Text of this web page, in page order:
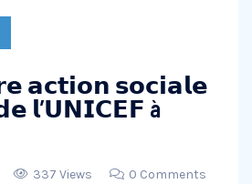
𝗮𝗰𝘁𝗶𝗼𝗻 𝘀𝗼𝗰𝗶𝗮𝗹𝗲
𝗹’𝗨𝗡𝗜𝗖𝗘𝗙 à
337 Views 0 Comments